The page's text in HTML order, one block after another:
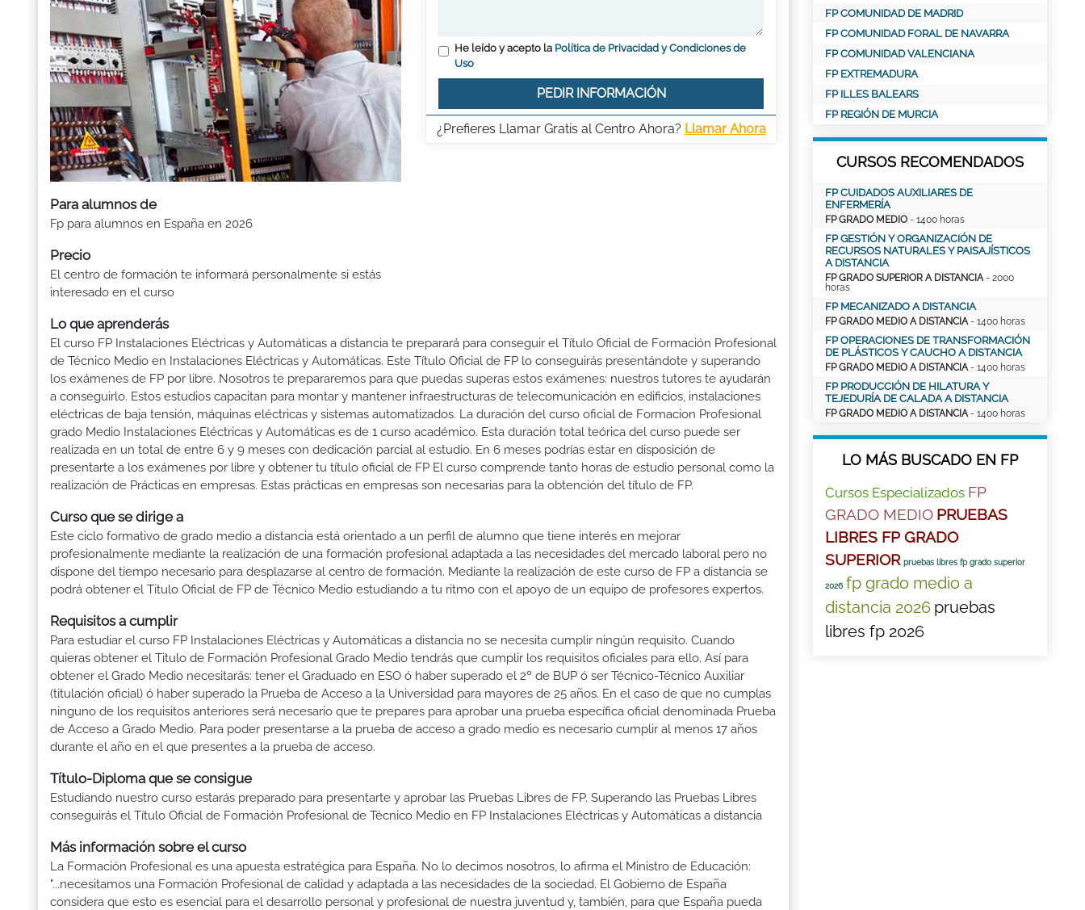
Para alumnos de
Fp para alumnos en España en 2026
Precio
El centro de formación te informará personalmente si estás
interesado en el curso
He leído y acepto la Política de Privacidad y Condiciones de
Uso
PEDIR INFORMACIÓN
¿Prefieres Llamar Gratis al Centro Ahora? Llamar Ahora
Lo que aprenderás
El curso FP Instalaciones Eléctricas y Automáticas a distancia te preparará para conseguir el Título Oficial de Formación Profesional
de Técnico Medio en Instalaciones Eléctricas y Automáticas. Este Título Oficial de FP lo conseguirás presentándote y superando
los exámenes de FP por libre. Nosotros te prepararemos para que puedas superas estos exámenes: nuestros tutores te ayudarán
a conseguirlo. Estos estudios capacitan para montar y mantener infraestructuras de telecomunicación en edificios, instalaciones
eléctricas de baja tensión, máquinas eléctricas y sistemas automatizados. La duración del curso oficial de Formacion Profesional
grado Medio Instalaciones Eléctricas y Automáticas es de 1 curso académico. Esta duración total teórica del curso puede ser
realizada en un total de entre 6 y 9 meses con dedicación parcial al estudio. En 6 meses podrías estar en disposición de
presentarte a los exámenes por libre y obtener tu título oficial de FP El curso comprende tanto horas de estudio personal como la
realización de Prácticas en empresas. Estas prácticas en empresas son necesarias para la obtención del título de FP.
Curso que se dirige a
Este ciclo formativo de grado medio a distancia está orientado a un perfil de alumno que tiene interés en mejorar
profesionalmente mediante la realización de una formación profesional adaptada a las necesidades del mercado laboral pero no
dispone del tiempo necesario para desplazarse al centro de formación. Mediante la realización de este curso de FP a distancia se
podrá obtener el Titulo Oficial de FP de Técnico Medio estudiando a tu ritmo con el apoyo de un equipo de profesores expertos.
Requisitos a cumplir
Para estudiar el curso FP Instalaciones Eléctricas y Automáticas a distancia no se necesita cumplir ningún requisito. Cuando
quieras obtener el Titulo de Formación Profesional Grado Medio tendrás que cumplir los requisitos oficiales para ello. Así para
obtener el Grado Medio necesitarás: tener el Graduado en ESO ó haber superado el 2º de BUP ó ser Técnico-Técnico Auxiliar
(titulación oficial) ó haber superado la Prueba de Acceso a la Universidad para mayores de 25 años. En el caso de que no cumplas
ninguno de los requisitos anteriores será necesario que te prepares para aprobar una prueba específica oficial denominada Prueba
de Acceso a Grado Medio. Para poder presentarse a la prueba de acceso a grado medio es necesario cumplir al menos 17 años
durante el año en el que presentes a la prueba de acceso.
Título-Diploma que se consigue
Estudiando nuestro curso estarás preparado para presentarte y aprobar las Pruebas Libres de FP. Superando las Pruebas Libres
conseguirás el Título Oficial de Formación Profesional de Técnico Medio en FP Instalaciones Eléctricas y Automáticas a distancia
Más información sobre el curso
La Formación Profesional es una apuesta estratégica para España. No lo decimos nosotros, lo afirma el Ministro de Educación:
"...necesitamos una Formación Profesional de calidad y adaptada a las necesidades de la sociedad. El Gobierno de España
considera que esto es esencial para el desarrollo personal y profesional de nuestra juventud y, también, para que España pueda
FP COMUNIDAD DE MADRID
FP COMUNIDAD FORAL DE NAVARRA
FP COMUNIDAD VALENCIANA
FP EXTREMADURA
FP ILLES BALEARS
FP REGIÓN DE MURCIA
CURSOS RECOMENDADOS
FP CUIDADOS AUXILIARES DE
ENFERMERÍA
FP GRADO MEDIO - 1400 horas
FP GESTIÓN Y ORGANIZACIÓN DE
RECURSOS NATURALES Y PAISAJÍSTICOS
A DISTANCIA
FP GRADO SUPERIOR A DISTANCIA- 2000
horas
FP MECANIZADO A DISTANCIA
FP GRADO MEDIO A DISTANCIA- 1400 horas
FP OPERACIONES DE TRANSFORMACIÓN
DE PLÁSTICOS Y CAUCHO A DISTANCIA
FP GRADO MEDIO A DISTANCIA- 1400 horas
FP PRODUCCIÓN DE HILATURA Y
TEJEDURÍA DE CALADA A DISTANCIA
FP GRADO MEDIO A DISTANCIA- 1400 horas
LO MÁS BUSCADO EN FP
Cursos Especializados FP
GRADO MEDIO PRUEBAS
LIBRES FP GRADO
SUPERIOR pruebas libres fp grado superior
2026 fp grado medio a
distancia 2026 pruebas
libres fp 2026